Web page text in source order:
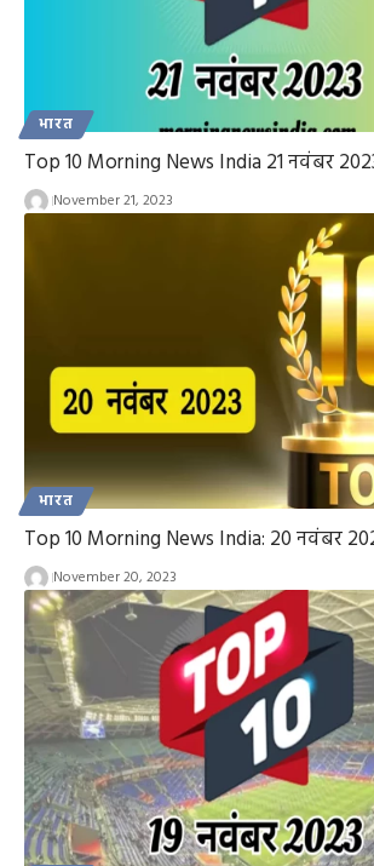
भारत
Top 10 Morning News India 21 नवंबर
November 21, 2023
भारत
Top 10 Morning News India: 20 नवंबर
November 20, 2023